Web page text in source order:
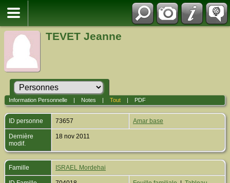
TEVET Jeanne
Information Personnelle| Notes Tout| PDF
ID personne 73657 Amar base
Dernière
modif.
18 nov 2011
Famille ISRAEL Mordehai